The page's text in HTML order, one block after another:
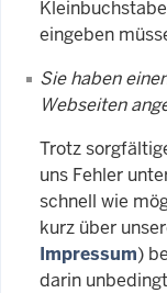
eingeben
Sie haben
Webseiten
Trotz
uns Fehler
schnell wie
kurz über
Impressum)
darin